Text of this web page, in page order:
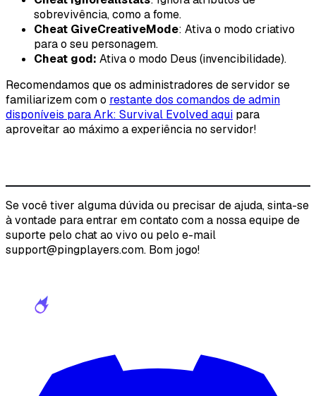
sobrevivência, como a fome.
Cheat GiveCreativeMode: Ativa o modo criativo
para o seu personagem.
Cheat god: Ativa o modo Deus (invencibilidade).
Recomendamos que os administradores de servidor se
familiarizem com o restante dos comandos de admin
disponíveis para Ark: Survival Evolved aqui para
aproveitar ao máximo a experiência no servidor!
Se você tiver alguma dúvida ou precisar de ajuda, sinta-se
à vontade para entrar em contato com a nossa equipe de
suporte pelo chat ao vivo ou pelo e-mail
support@pingplayers.com. Bom jogo!